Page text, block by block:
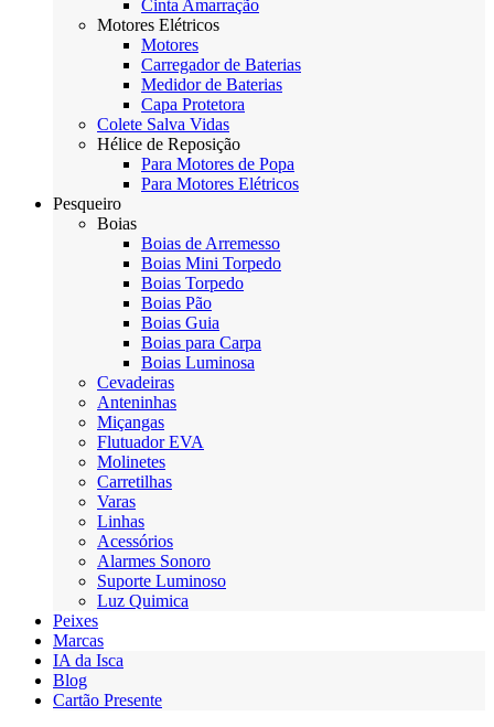
Cinta Amarração
Motores Elétricos
Motores
Carregador de Baterias
Medidor de Baterias
Capa Protetora
Colete Salva Vidas
Hélice de Reposição
Para Motores de Popa
Para Motores Elétricos
Pesqueiro
Boias
Boias de Arremesso
Boias Mini Torpedo
Boias Torpedo
Boias Pão
Boias Guia
Boias para Carpa
Boias Luminosa
Cevadeiras
Anteninhas
Miçangas
Flutuador EVA
Molinetes
Carretilhas
Varas
Linhas
Acessórios
Alarmes Sonoro
Suporte Luminoso
Luz Quimica
Peixes
Marcas
IA da Isca
Blog
Cartão Presente